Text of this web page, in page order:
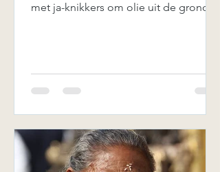
met ja-knikkers om olie uit de grond te